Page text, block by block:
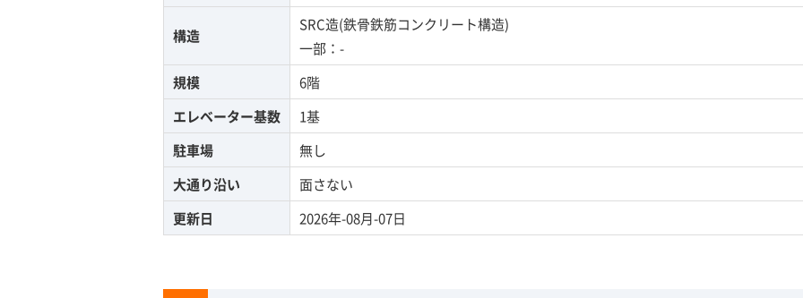
構造
SRC造(鉄骨鉄筋コンクリート構造)
一部：-
規模
6階
エレベーター基数
1基
駐車場
無し
大通り沿い
面さない
更新日
2026年-08月-07日